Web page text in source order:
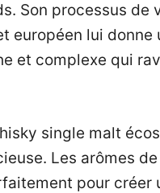
Son processus de
européen lui donne
et complexe qui
single malt
Les arômes
pour créer